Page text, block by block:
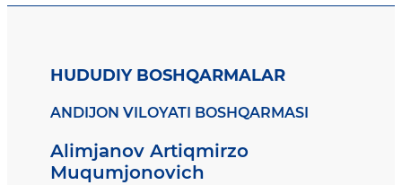
HUDUDIY BOSHQARMALAR
ANDIJON VILOYATI BOSHQARMASI
Alimjanov Artiqmirzo
Muqumjonovich